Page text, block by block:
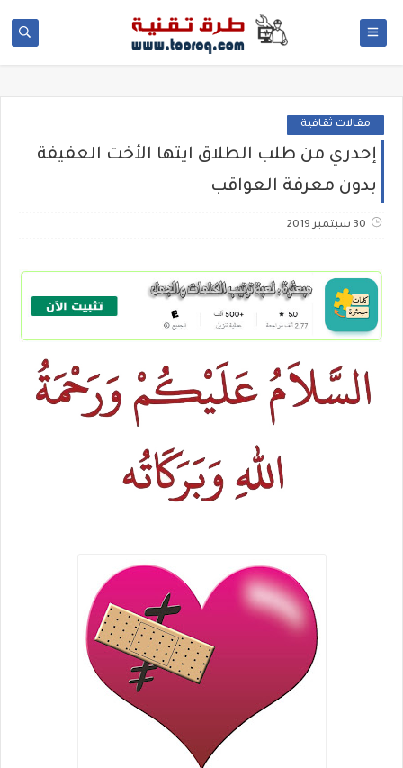
مقالات ثقافية
إحدري من طلب الطلاق ايتها الأخت العفيفة
بدون معرفة العواقب
30 سبتمبر 2019